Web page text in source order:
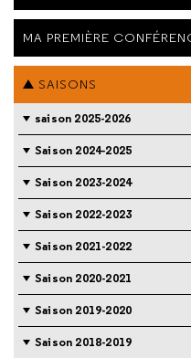
MA PREMIÈRE
SAISONS
saison 2025-2026
Saison 2024-2025
Saison 2023-2024
Saison 2022-2023
Saison 2021-2022
Saison 2020-2021
Saison 2019-2020
Saison 2018-2019